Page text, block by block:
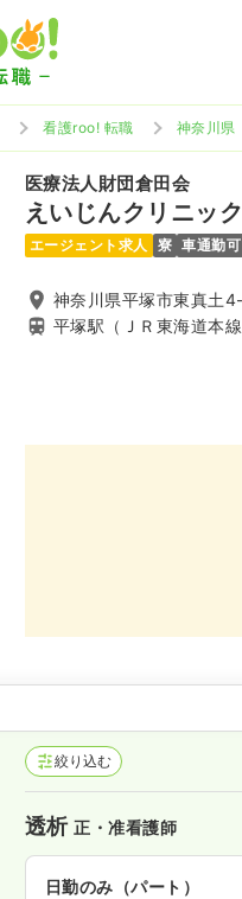
看護roo! 転職 神奈川県
医療法人財団倉田会
えいじんクリニック
エージェント求人 寮 車通勤可
神奈川県平塚市東真土
平塚駅（ＪＲ東海道本線
絞り込む
透析正・准看護師
日勤のみ（パート）